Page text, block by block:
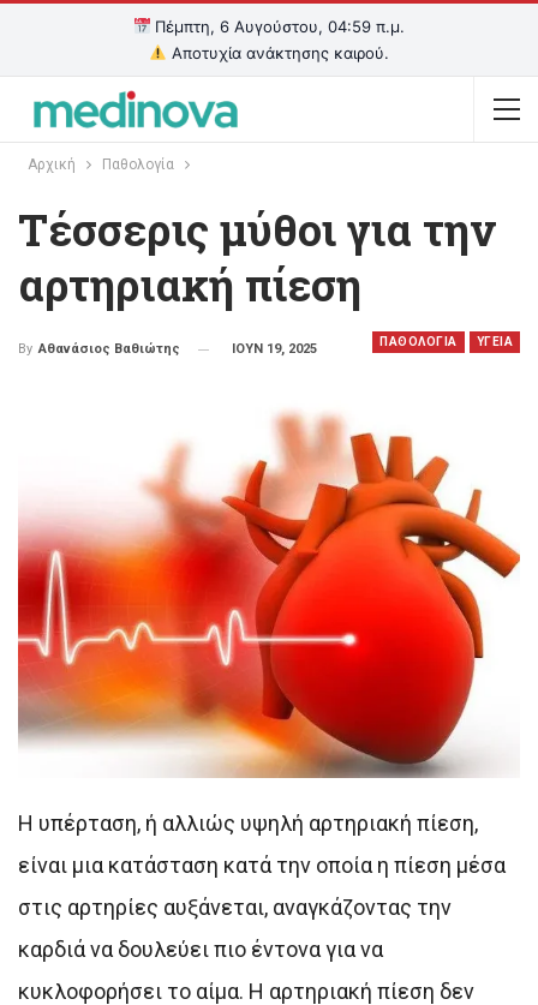
Πέμπτη, 6 Αυγούστου, 04:59 π.μ.
Αποτυχία ανάκτησης καιρού.
Αρχική Παθολογία
Τέσσερις μύθοι για την
αρτηριακή πίεση
ΠΑΘΟΛΟΓΙΑ ΥΓΕΙΑ
By Αθανάσιος Βαθιώτης ΙΟΥΝ 19, 2025
Η υπέρταση, ή αλλιώς υψηλή αρτηριακή πίεση,
είναι μια κατάσταση κατά την οποία η πίεση μέσα
στις αρτηρίες αυξάνεται, αναγκάζοντας την
καρδιά να δουλεύει πιο έντονα για να
κυκλοφορήσει το αίμα. Η αρτηριακή πίεση δεν